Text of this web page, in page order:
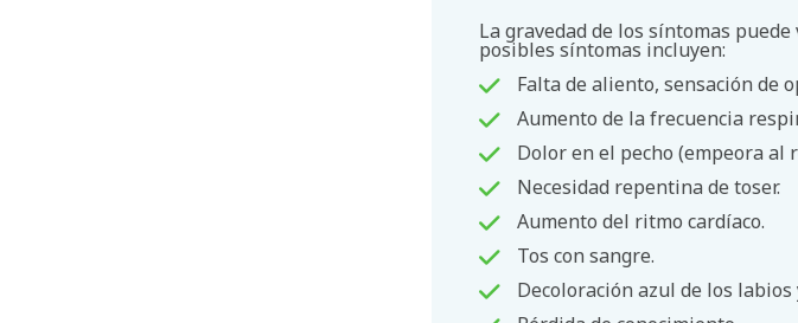
Buscar
La gravedad de los síntomas
posibles síntomas incluyen:
Falta de aliento, sensación de
Aumento de la frecuencia
Dolor en el pecho (empeora al
Necesidad repentina de toser.
Aumento del ritmo cardíaco.
Tos con sangre.
Decoloración azul de los labios